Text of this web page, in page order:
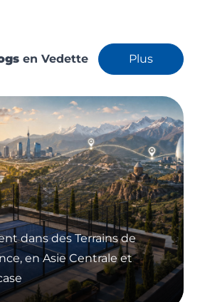
en Vedette Plus
dans des Terrains de
en Asie Centrale et